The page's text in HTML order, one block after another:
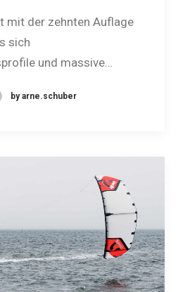
mit der zehnten Auflage
sich
und massive…
by arne.schuber